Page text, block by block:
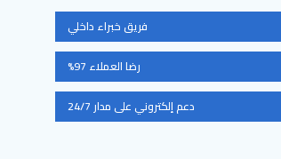
فريق خبراء داخلي
رضا العملاء 97%
دعم إلكتروني على مدار 24/7